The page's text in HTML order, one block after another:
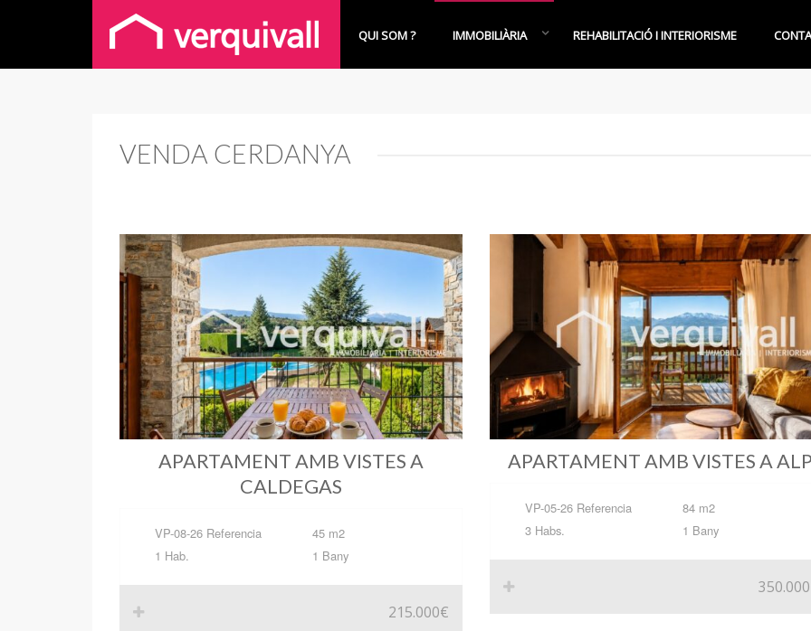
QUI SOM ? IMMOBILIÀRIA REHABILITACIÓ I INTERIORISME
VENDA CERDANYA
APARTAMENT AMB VISTES A
CALDEGAS
VP-08-26 Referencia
45 m2
1 Hab.
1 Bany
215.000€
APARTAMENT AMB VISTES A
VP-05-26 Referencia
84 m2
3 Habs.
1 Bany